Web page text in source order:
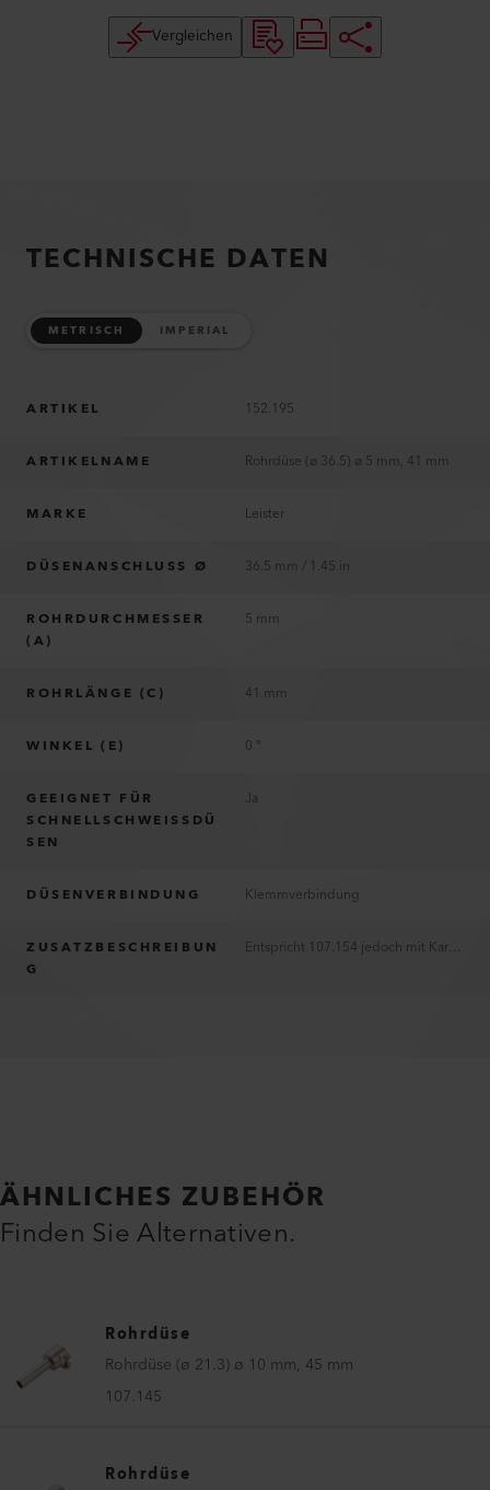
Vergleichen
TECHNISCHE DATEN
METRISCH IMPERIAL
ARTIKEL 152.195
ARTIKELNAME Rohrdüse (ø 36.5) ø 5 mm, 41 mm
MARKE Leister
DÜSENANSCHLUSS Ø 36.5 mm / 1.45 in
ROHRDURCHMESSER
(A)
5 mm
ROHRLÄNGE (C) 41 mm
WINKEL (E) 0 °
GEEIGNET FÜR
SCHNELLSCHWEISSDÜ
SEN
Ja
DÜSENVERBINDUNG Klemmverbindung
ZUSATZBESCHREIBUN
G
ÄHNLICHES ZUBEHÖR
Finden Sie Alternativen.
Rohrdüse
Rohrdüse (ø 21.3) ø 10 mm, 45 mm
107.145
Rohrdüse